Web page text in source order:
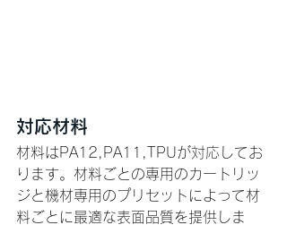
対応材料
材料はPA12,PA11,TPUが対応してお
ります。材料ごとの専用のカートリッ
ジと機材専用のプリセットによって材
料ごとに最適な表面品質を提供しま